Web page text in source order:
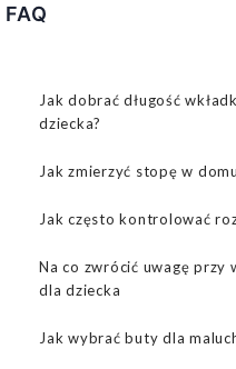
FAQ
Jak dobrać długość
dziecka?
Jak zmierzyć stopę w domu
Jak często kontrolować
Na co zwrócić uwagę przy
dla dziecka
Jak wybrać buty dla